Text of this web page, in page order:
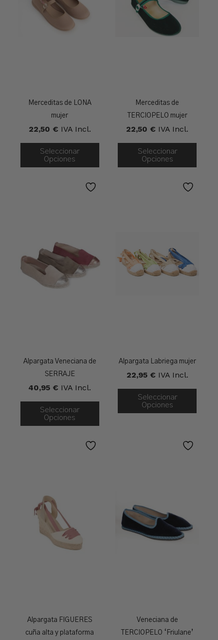
Merceditas de LONA
mujer
22,50 € IVA Incl.
Seleccionar
Opciones
Merceditas de
TERCIOPELO mujer
22,50 € IVA Incl.
Seleccionar
Opciones
Alpargata Veneciana de
SERRAJE
40,95 € IVA Incl.
Seleccionar
Opciones
Alpargata Labriega mujer
22,95 € IVA Incl.
Seleccionar
Opciones
Alpargata FIGUERES
cuña alta y plataforma
Veneciana de
TERCIOPELO ‘Friulane’